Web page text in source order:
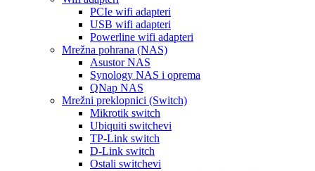
PCIe wifi adapteri
USB wifi adapteri
Powerline wifi adapteri
Mrežna pohrana (NAS)
Asustor NAS
Synology NAS i oprema
QNap NAS
Mrežni preklopnici (Switch)
Mikrotik switch
Ubiquiti switchevi
TP-Link switch
D-Link switch
Ostali switchevi